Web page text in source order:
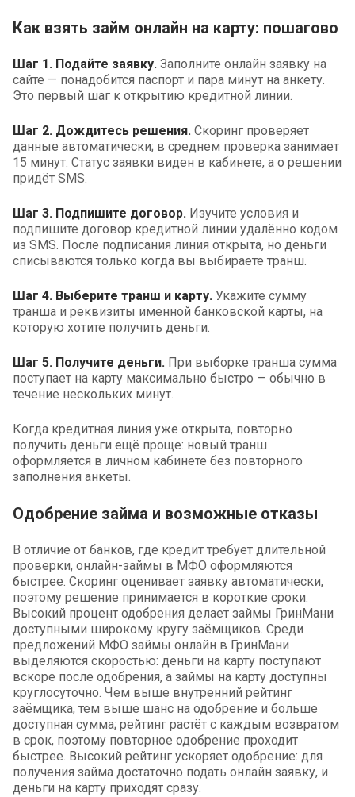
Как взять займ онлайн на карту: пошагово
Шаг 1. Подайте заявку. Заполните онлайн заявку на
сайте — понадобится паспорт и пара минут на анкету.
Это первый шаг к открытию кредитной линии.
Шаг 2. Дождитесь решения. Скоринг проверяет
данные автоматически; в среднем проверка занимает
15 минут. Статус заявки виден в кабинете, а о решении
придёт SMS.
Шаг 3. Подпишите договор. Изучите условия и
подпишите договор кредитной линии удалённо кодом
из SMS. После подписания линия открыта, но деньги
списываются только когда вы выбираете транш.
Шаг 4. Выберите транш и карту. Укажите сумму
транша и реквизиты именной банковской карты, на
которую хотите получить деньги.
Шаг 5. Получите деньги. При выборке транша сумма
поступает на карту максимально быстро — обычно в
течение нескольких минут.
Когда кредитная линия уже открыта, повторно
получить деньги ещё проще: новый транш
оформляется в личном кабинете без повторного
заполнения анкеты.
Одобрение займа и возможные отказы
В отличие от банков, где кредит требует длительной
проверки, онлайн-займы в МФО оформляются
быстрее. Скоринг оценивает заявку автоматически,
поэтому решение принимается в короткие сроки.
Высокий процент одобрения делает займы ГринМани
доступными широкому кругу заёмщиков. Среди
предложений МФО займы онлайн в ГринМани
выделяются скоростью: деньги на карту поступают
вскоре после одобрения, а займы на карту доступны
круглосуточно. Чем выше внутренний рейтинг
заёмщика, тем выше шанс на одобрение и больше
доступная сумма; рейтинг растёт с каждым возвратом
в срок, поэтому повторное одобрение проходит
быстрее. Высокий рейтинг ускоряет одобрение: для
получения займа достаточно подать онлайн заявку, и
деньги на карту приходят сразу.